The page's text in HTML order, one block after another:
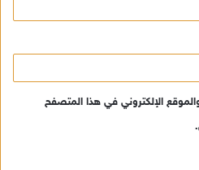
الإلكتروني في هذا المتصفح